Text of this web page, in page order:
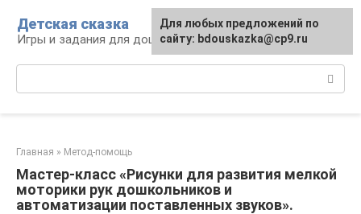
контенту
Детская сказка
Игры и задания для дошкольников
Главная » Метод-помощь
Мастер-класс «Рисунки для развития мелкой
моторики рук дошкольников и
автоматизации поставленных звуков».
Для любых предложений по
сайту: bdouskazka@cp9.ru